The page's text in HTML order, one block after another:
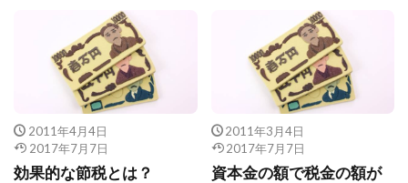
2011年4月4日
2017年7月7日
効果的な節税とは？
2011年3月4日
2017年7月7日
資本金の額で税金の額が